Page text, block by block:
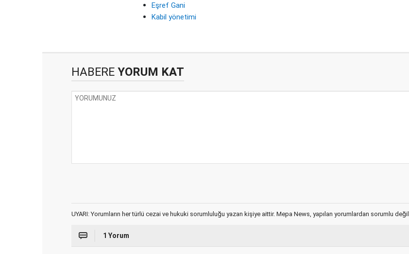
Eşref Gani
Kabil yönetimi
HABERE YORUM KAT
UYARI: Yorumların her türlü cezai ve hukuki sorumluluğu yazan kişiye aittir. Mepa News, yapılan yorumlardan sorumlu
1 Yorum